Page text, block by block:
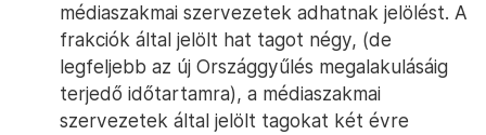
médiaszakmai szervezetek adhatnak jelölést. A
frakciók által jelölt hat tagot négy, (de
legfeljebb az új Országgyűlés megalakulásáig
terjedő időtartamra), a médiaszakmai
szervezetek által jelölt tagokat két évre